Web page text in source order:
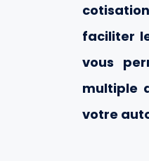
faciliter
vous
multiple
votre